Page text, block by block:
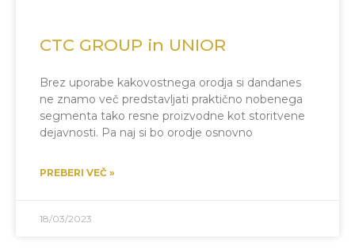
CTC GROUP in UNIOR
Brez uporabe kakovostnega orodja si dandanes
ne znamo več predstavljati praktično nobenega
segmenta tako resne proizvodne kot storitvene
dejavnosti. Pa naj si bo orodje osnovno
PREBERI VEČ »
18/03/2023